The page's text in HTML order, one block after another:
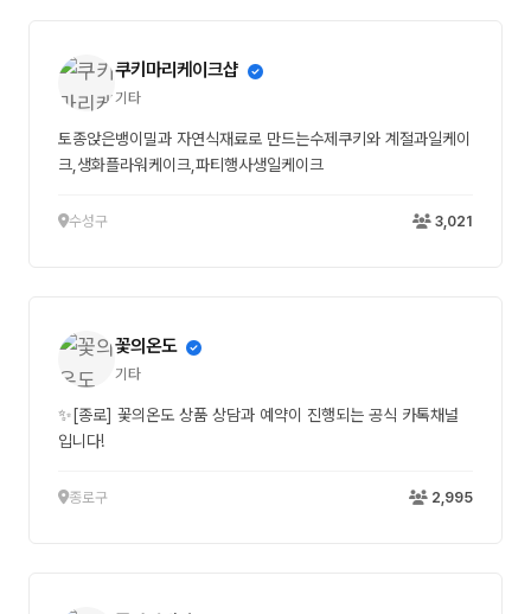
쿠키마리케이크샵
기타
토종앉은뱅이밀과 자연식재료로 만드는수제쿠키와 계절과일케이
크,생화플라워케이크,파티행사생일케이크
수성구 3,021
꽃의온도
기타
✨[종로] 꽃의온도 상품 상담과 예약이 진행되는 공식 카톡채널
입니다!
종로구 2,995